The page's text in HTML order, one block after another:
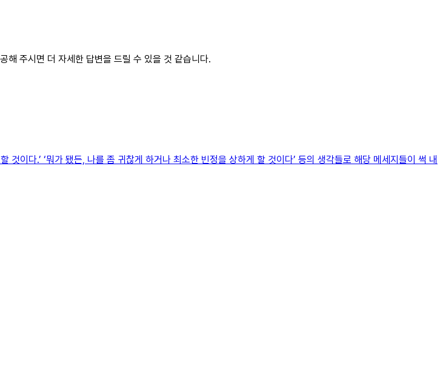
해 주시면 더 자세한 답변을 드릴 수 있을 것 같습니다.
이다.’ ‘뭐가 됐든, 나를 좀 귀찮게 하거나 최소한 빈정을 상하게 할 것이다’ 등의 생각들로 해당 메세지들이 썩 내